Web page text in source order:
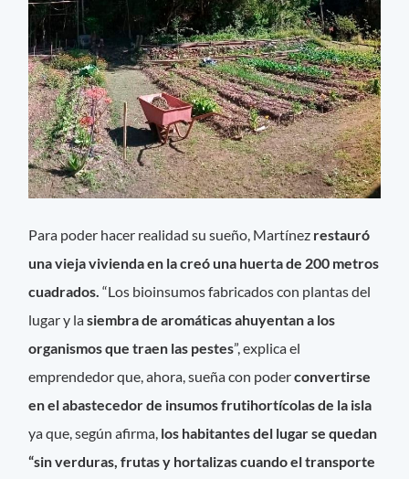
Para poder hacer realidad su sueño, Martínez restauró
una vieja vivienda en la creó una huerta de 200 metros
cuadrados. “Los bioinsumos fabricados con plantas del
lugar y lasiembra de aromáticas ahuyentan a los
organismos que traen las pestes”, explica el
emprendedor que, ahora, sueña con poderconvertirse
en el abastecedor de insumos frutihortícolas de la isla
ya que, según afirma, los habitantes del lugar se quedan
“sin verduras, frutas y hortalizas cuando el transporte